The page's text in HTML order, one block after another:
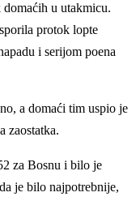
u utakmicu.
protok lopte
i serijom poena
a domaći tim uspio je
zaostatka.
za Bosnu i bilo je
je bilo najpotrebnije,